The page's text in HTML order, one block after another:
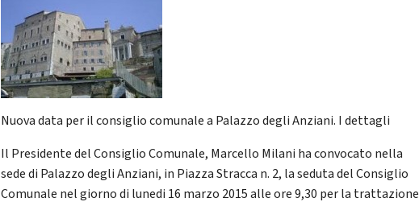
Nuova data per il consiglio comunale a Palazzo degli Anziani. I dettagli
Il Presidente del Consiglio Comunale, Marcello Milani ha convocato nella
sede di Palazzo degli Anziani, in Piazza Stracca n. 2, la seduta del Consiglio
Comunale nel giorno di lunedi 16 marzo 2015 alle ore 9,30 per la trattazione